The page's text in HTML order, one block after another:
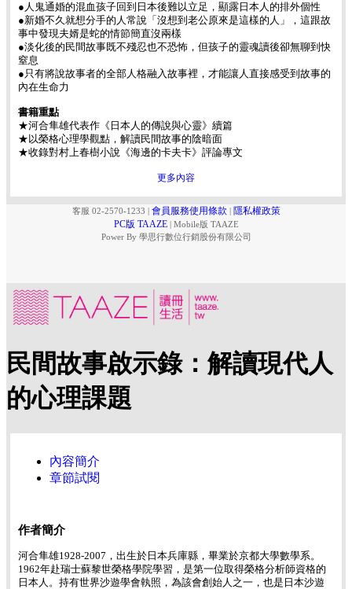
●人鬼通婚的混血孩子回到日本後難以立足，顯露日本人的排外個性
●新婚不久就想分手的人常說「沒想到老公原來是這樣的人」，這跟故
事中發現夫婿是蛇的情節簡直沒兩樣
●淡化後的民間故事既不殘忍也不恐怖，但孩子的靈魂讀後卻無聊到快
窒息
●只有將說故事者的全部人格融入故事裡，才能讓人直接感受到故事的
內在生命力
書籍重點
★河合隼雄代表作《日本人的傳說與心靈》續篇
★以榮格心理學觀點，解讀民間故事的陰暗面
★收錄對村上春樹小說《海邊的卡夫卡》評論專文
更多內容
客服 02-2570-1233 | 會員服務使用條款 | 隱私權政策
PC版 TAAZE | Mobile版 TAAZE
Power By 學思行數位行銷股份有限公司
民間故事啟示錄：解讀現代人
的心理課題
內容簡介
章節試閱
作者簡介
河合隼雄1928-2007，出生於日本兵庫縣，畢業於京都大學數學系。
1962年赴瑞士蘇黎世榮格學院學習，是第一位取得榮格分析師資格的
日本人。持有世界沙遊學會執照，為該會創始人之一，也是日本沙遊